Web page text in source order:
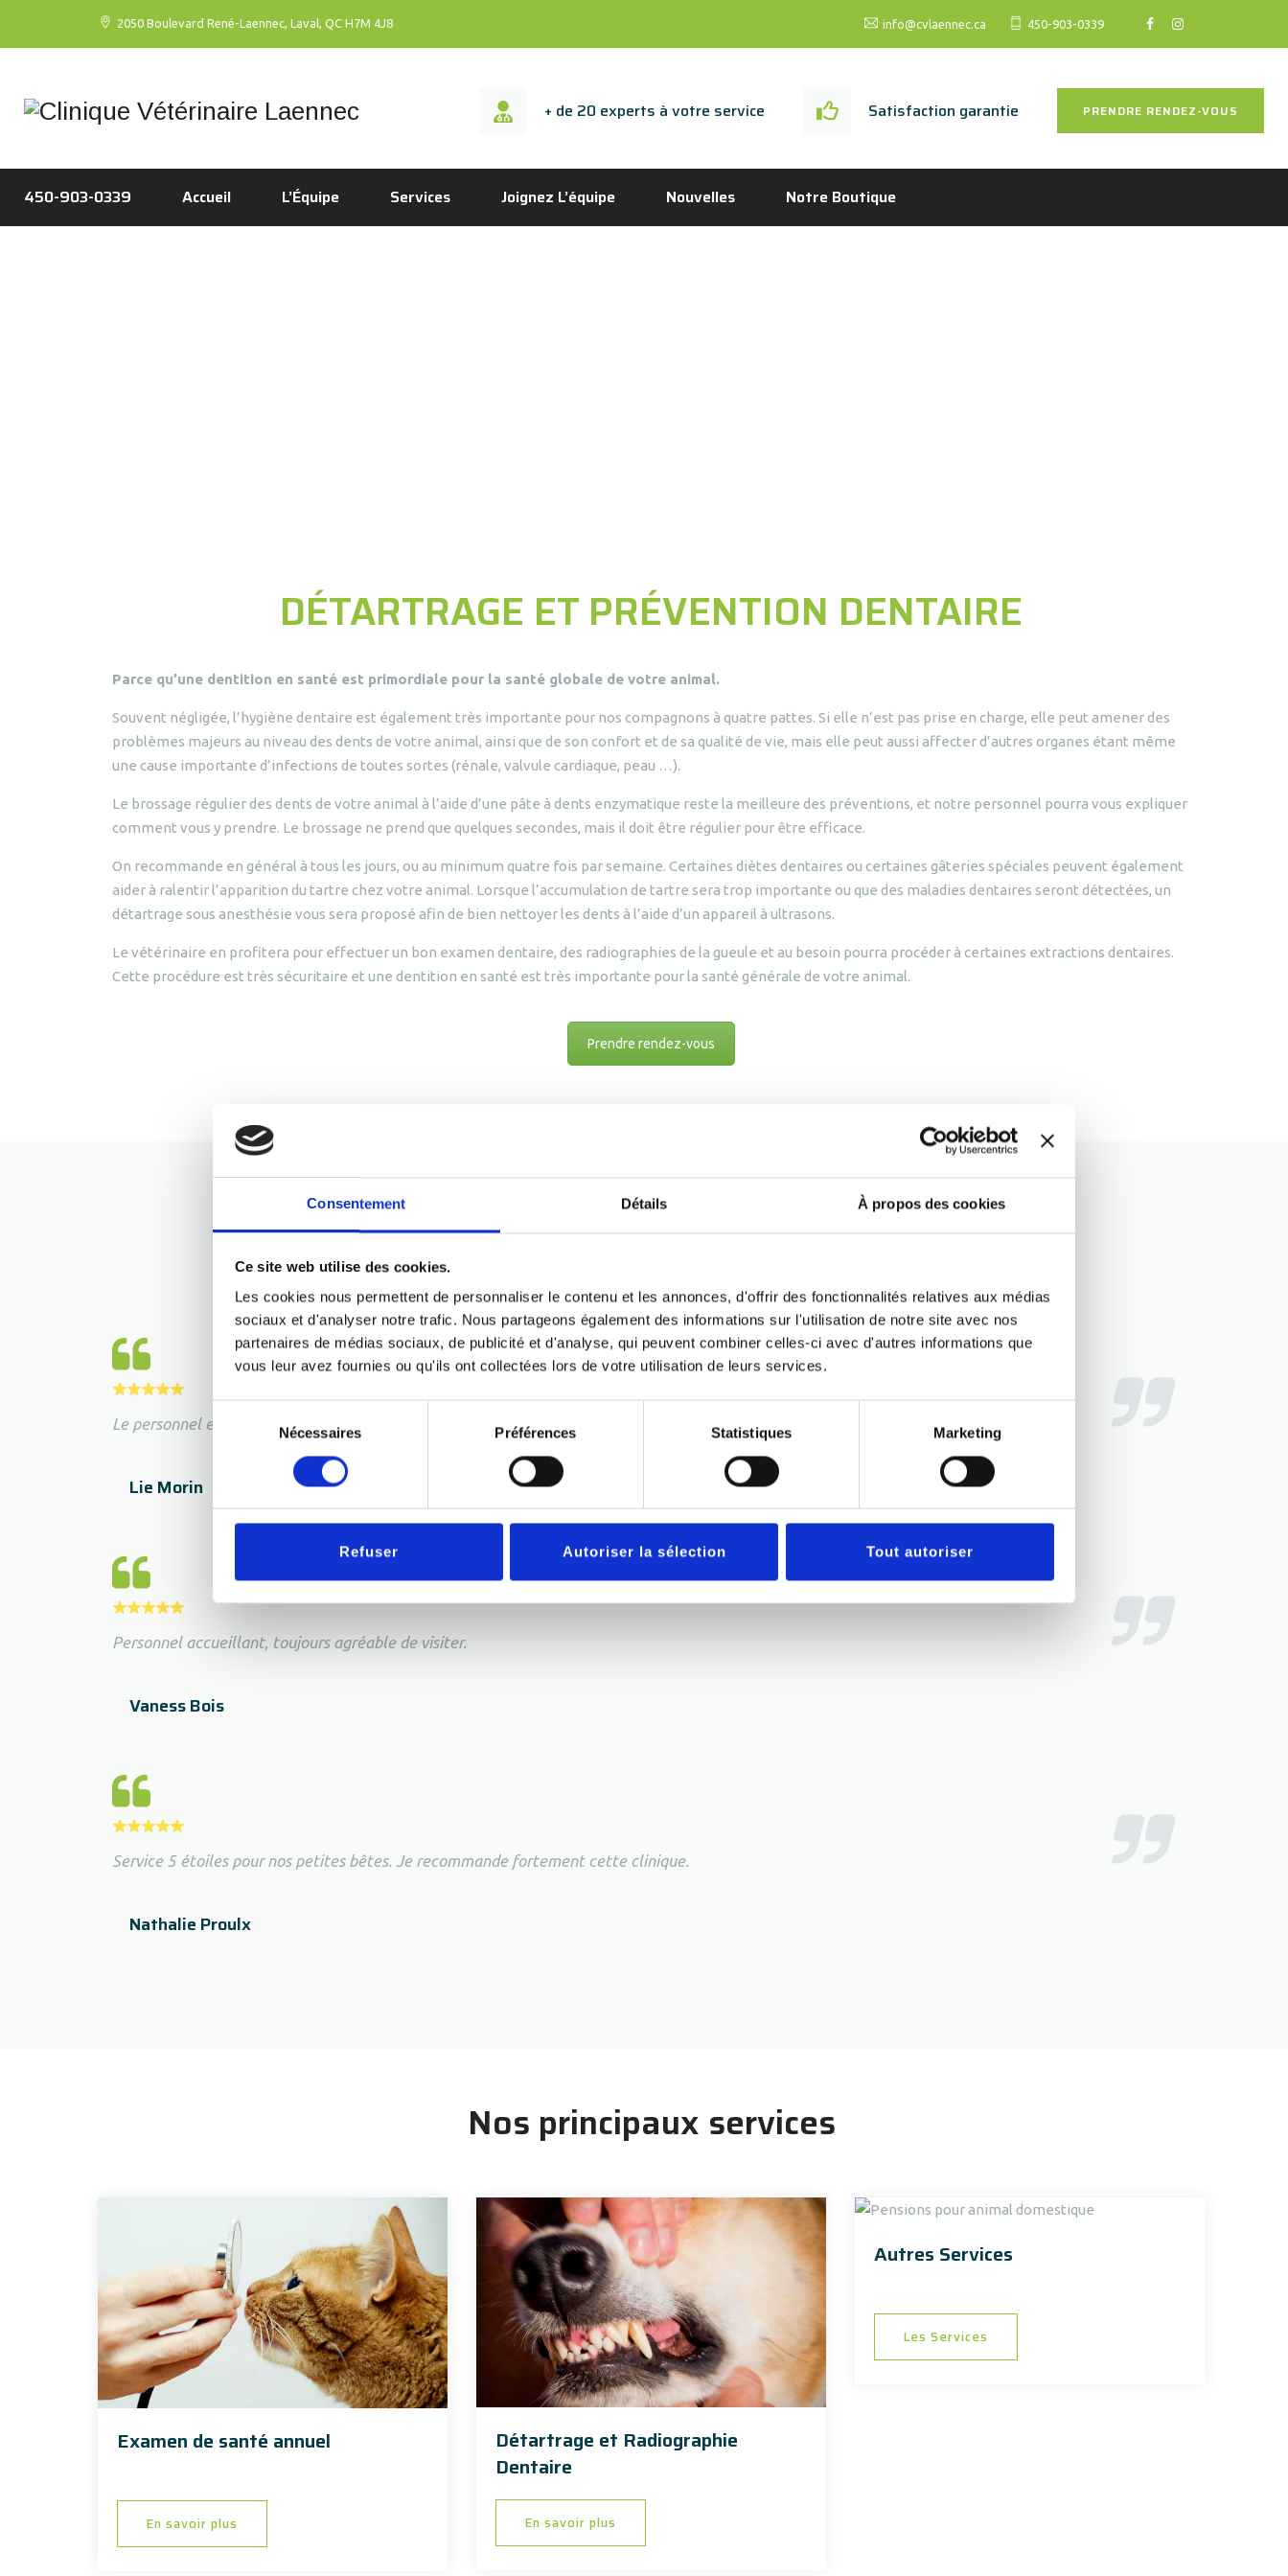
Consentement Détails À propos des cookies
Ce site web utilise des cookies.
Les cookies nous permettent de personnaliser le contenu et les annonces, d'offrir des fonctionnalités relatives aux médias
sociaux et d'analyser notre trafic. Nous partageons également des informations sur l'utilisation de notre site avec nos
partenaires de médias sociaux, de publicité et d'analyse, qui peuvent combiner celles-ci avec d'autres informations que
vous leur avez fournies ou qu'ils ont collectées lors de votre utilisation de leurs services.
du
consentement
Nécessaires Préférences Statistiques Marketing
Refuser Autoriser la sélection Tout autoriser
2050 Boulevard René-Laennec, Laval, QC H7M 4J8 info@cvlaennec.ca 450-903-0339
+ de 20 experts à votre service Satisfaction garantie PRENDRE RENDEZ-VOUS
450-903-0339 Accueil L’Équipe Services Joignez L’équipe Nouvelles Notre Boutique
DÉTARTRAGE ET PRÉVENTION DENTAIRE
Parce qu’une dentition en santé est primordiale pour la santé globale de votre animal.
Souvent négligée, l’hygiène dentaire est également très importante pour nos compagnons à quatre pattes. Si elle n’est pas prise en charge, elle peut amener des
problèmes majeurs au niveau des dents de votre animal, ainsi que de son confort et de sa qualité de vie, mais elle peut aussi affecter d’autres organes étant même
une cause importante d’infections de toutes sortes (rénale, valvule cardiaque, peau …).
Le brossage régulier des dents de votre animal à l’aide d’une pâte à dents enzymatique reste la meilleure des préventions, et notre personnel pourra vous expliquer
comment vous y prendre. Le brossage ne prend que quelques secondes, mais il doit être régulier pour être efficace.
On recommande en général à tous les jours, ou au minimum quatre fois par semaine. Certaines diètes dentaires ou certaines gâteries spéciales peuvent également
aider à ralentir l’apparition du tartre chez votre animal. Lorsque l’accumulation de tartre sera trop importante ou que des maladies dentaires seront détectées, un
détartrage sous anesthésie vous sera proposé afin de bien nettoyer les dents à l’aide d’un appareil à ultrasons.
Le vétérinaire en profitera pour effectuer un bon examen dentaire, des radiographies de la gueule et au besoin pourra procéder à certaines extractions dentaires.
Cette procédure est très sécuritaire et une dentition en santé est très importante pour la santé générale de votre animal.
Prendre rendez-vous
Avis de nos clients
Le personnel est dévoué et tu vois qu'ils aiment les animaux. L'endroit est grand et propre. Une nouvelle clinique vétérinaire a découvrir!
Lie Morin
Personnel accueillant, toujours agréable de visiter.
Vaness Bois
Service 5 étoiles pour nos petites bêtes. Je recommande fortement cette clinique.
Nathalie Proulx
Nos principaux services
Examen de santé annuel
En savoir plus
Détartrage et Radiographie
Dentaire
En savoir plus
Autres Services
Les Services